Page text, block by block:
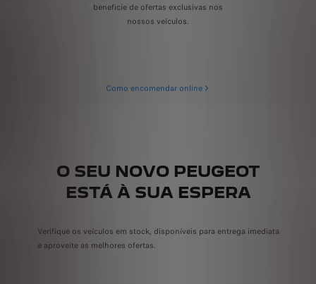
beneficie de ofertas exclusivas nos
nossos veículos.
Como encomendar online
O SEU NOVO PEUGEOT
ESTÁ À SUA ESPERA
Verifique os veículos em stock, disponíveis para entrega imediata
e aproveite as melhores ofertas.